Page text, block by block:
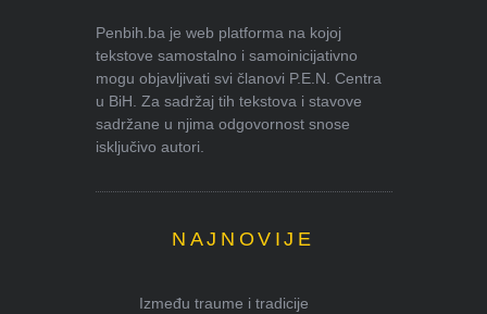
Penbih.ba je web platforma na kojoj
tekstove samostalno i samoinicijativno
mogu objavljivati svi članovi P.E.N. Centra
u BiH. Za sadržaj tih tekstova i stavove
sadržane u njima odgovornost snose
isključivo autori.
NAJNOVIJE
Između traume i tradicije